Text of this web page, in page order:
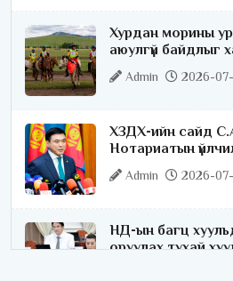
Хурдан морины
аюулгүй байдлыг
ажиллаж байна
Admin 2026-07-
ХЗДХ-ийн сайд
Нотариатын
цахимжуулна
Admin 2026-
НД-ын багц
оруулах тухай